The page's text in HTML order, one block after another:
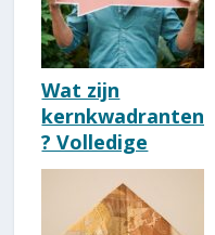
Wat zijn
kernkwadranten
? Volledige
uitleg